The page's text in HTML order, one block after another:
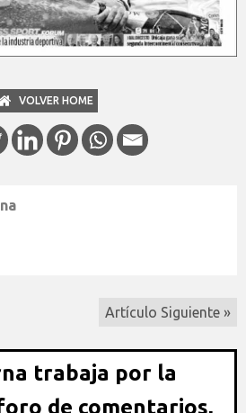
VOLVER HOME
Artículo Siguiente »
trabaja por la
de comentarios,